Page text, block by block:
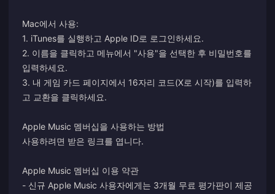
Mac에서 사용:
1. iTunes를 실행하고 Apple ID로 로그인하세요.
2. 이름을 클릭하고 메뉴에서 "사용"을 선택한 후 비밀번호를
입력하세요.
3. 내 게임 카드 페이지에서 16자리 코드(X로 시작)를 입력하
고 교환을 클릭하세요.
Apple Music 멤버십을 사용하는 방법
사용하려면 받은 링크를 엽니다.
Apple Music 멤버십 이용 약관
- 신규 Apple Music 사용자에게는 3개월 무료 평가판이 제공